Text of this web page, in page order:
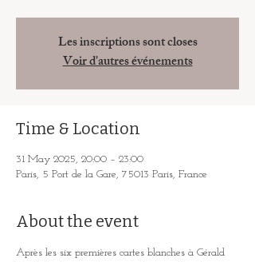
Les inscriptions sont closes
Voir d'autres événements
Time & Location
31 May 2025, 20:00 – 23:00
Paris, 5 Port de la Gare, 75013 Paris, France
About the event
Après les six premières cartes blanches à Gérald